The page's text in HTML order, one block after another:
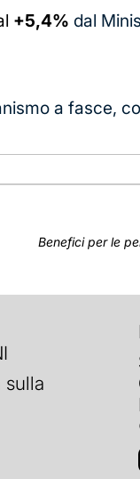
+5,4% dal
a fasce,
Benefici per le
sulla